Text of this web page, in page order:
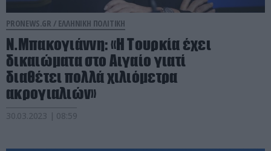
PRONEWS.GR / ΕΛΛΗΝΙΚΗ ΠΟΛΙΤΙΚΗ
Ν.Μπακογιάννη: «Η Τουρκία έχει
δικαιώματα στο Αιγαίο γιατί
διαθέτει πολλά χιλιόμετρα
ακρογιαλιών»
30.03.2023 | 08:59